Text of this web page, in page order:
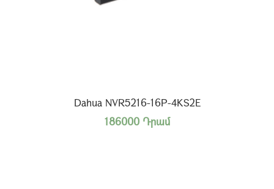
Dahua NVR5216-16P-4KS2E
186000 Դրամ